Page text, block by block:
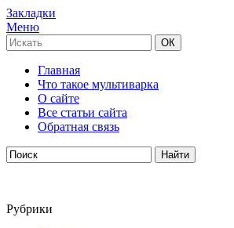
Закладки
Меню
Главная
Что такое мультиварка
О сайте
Все статьи сайта
Обратная связь
Рубрики